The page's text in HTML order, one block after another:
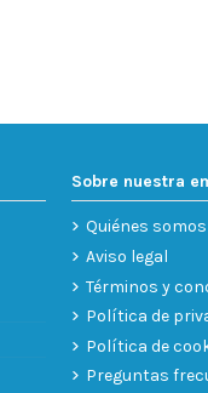
Sobre nuestra
Quiénes somos
Aviso legal
Términos y
Política de
Política de
Preguntas